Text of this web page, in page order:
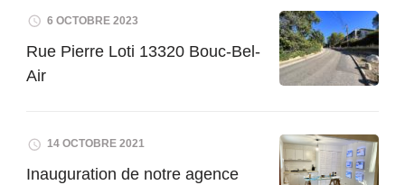
6 OCTOBRE 2023
Rue Pierre Loti 13320 Bouc-Bel-
Air
14 OCTOBRE 2021
Inauguration de notre agence